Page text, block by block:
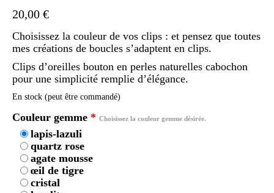
20,00 €
Choisissez la couleur de vos clips : et pensez que toutes
mes créations de boucles s’adaptent en clips.
Clips d’oreilles bouton en perles naturelles cabochon
pour une simplicité remplie d’élégance.
En stock (peut être commandé)
Couleur gemme * Choisissez la couleur gemme désirée.
lapis-lazuli
quartz rose
agate mousse
œil de tigre
cristal